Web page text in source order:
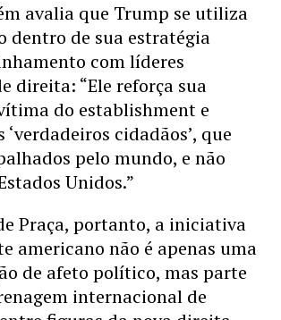
avalia que Trump se utiliza
dentro de sua estratégia
com líderes
direita: “Ele reforça sua
do establishment e
‘verdadeiros cidadãos’, que
pelo mundo, e não
Unidos.”
Praça, portanto, a iniciativa
americano não é apenas uma
de afeto político, mas parte
internacional de